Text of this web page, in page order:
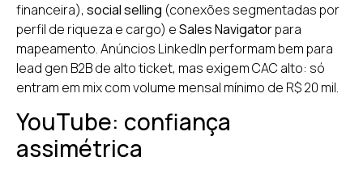
financeira), social selling (conexões segmentadas por
perfil de riqueza e cargo) eSales Navigatorpara
mapeamento. Anúncios LinkedIn performam bem para
lead gen B2B de alto ticket, mas exigem CAC alto: só
entram em mix com volume mensal mínimo de R$ 20 mil.
YouTube: confiança
assimétrica